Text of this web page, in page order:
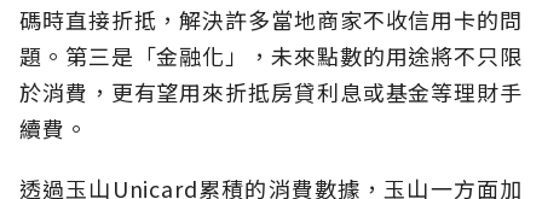
碼時直接折抵，解決許多當地商家不收信用卡的問
題。第三是「金融化」，未來點數的用途將不只限
於消費，更有望用來折抵房貸利息或基金等理財手
續費。
透過玉山Unicard累積的消費數據，玉山一方面加